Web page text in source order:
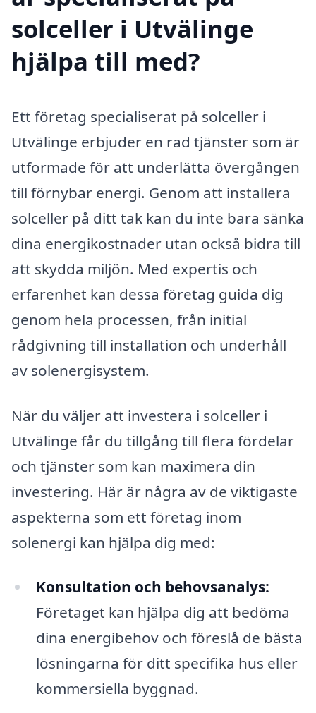
solceller i Utvälinge
hjälpa till med?
Ett företag specialiserat på solceller i
Utvälinge erbjuder en rad tjänster som är
utformade för att underlätta övergången
till förnybar energi. Genom att installera
solceller på ditt tak kan du inte bara sänka
dina energikostnader utan också bidra till
att skydda miljön. Med expertis och
erfarenhet kan dessa företag guida dig
genom hela processen, från initial
rådgivning till installation och underhåll
av solenergisystem.
När du väljer att investera i solceller i
Utvälinge får du tillgång till flera fördelar
och tjänster som kan maximera din
investering. Här är några av de viktigaste
aspekterna som ett företag inom
solenergi kan hjälpa dig med:
Konsultation och behovsanalys:
Företaget kan hjälpa dig att bedöma
dina energibehov och föreslå de bästa
lösningarna för ditt specifika hus eller
kommersiella byggnad.